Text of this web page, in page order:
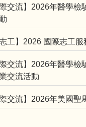
交流】2026年醫學檢
志工】2026 國際志工
交流】2026年醫學檢
交流活動
交流】2026年美國聖